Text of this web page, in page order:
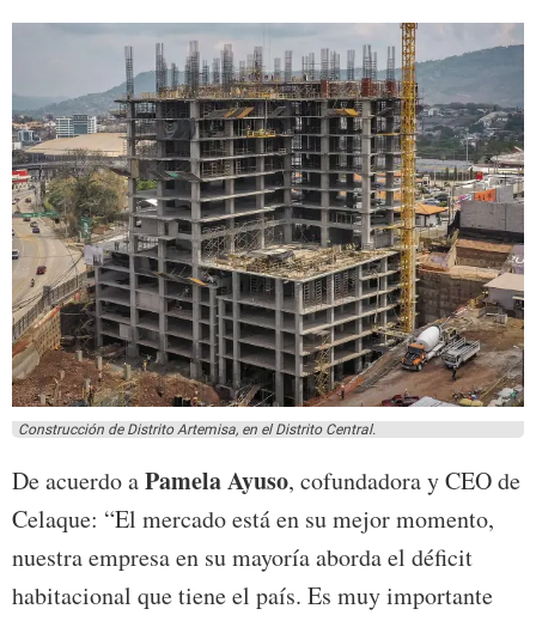
Construcción de Distrito Artemisa, en el Distrito Central.
De acuerdo aPamela Ayuso, cofundadora y CEO de
Celaque: “El mercado está en su mejor momento,
nuestra empresa en su mayoría aborda el déficit
habitacional que tiene el país. Es muy importante